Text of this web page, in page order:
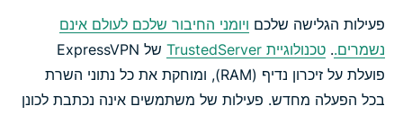
הפכו את ה-VPN שלכם לאוטומטי עם שרת ה-MCP של
ExpressVPN
פעילות הגלישה שלכם ויומני החיבור שלכם לעולם אינם
נשמרים.. טכנולוגיית TrustedServer
של ExpressVPN
פועלת על זיכרון נדיף (RAM), ומוחקת את כל נתוני השרת
בכל הפעלה מחדש. פעילות של משתמשים אינה נכתבת לכונן